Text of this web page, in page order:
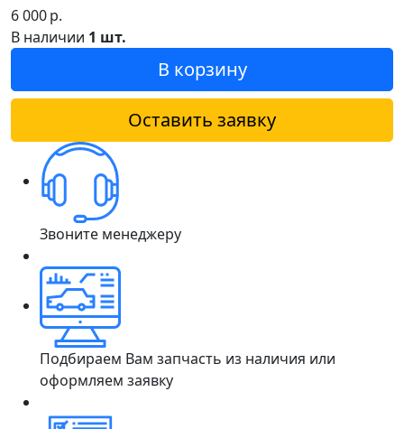
6 000р.
В наличии 1 шт.
В корзину
Оставить заявку
Звоните менеджеру
Подбираем Вам запчасть из наличия или
оформляем заявку